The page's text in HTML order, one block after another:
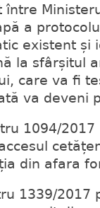
a
existent și
la sfârșitul
care va fi
va deveni
1094/
din afara
1339/2017